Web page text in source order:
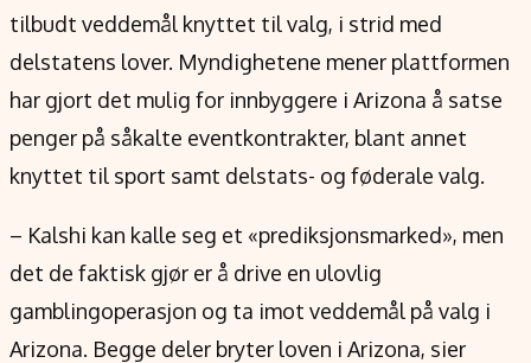
tilbudt veddemål knyttet til valg, i strid med
delstatens lover. Myndighetene mener plattformen
har gjort det mulig for innbyggere i Arizona å satse
penger på såkalte eventkontrakter, blant annet
knyttet til sport samt delstats- og føderale valg.
– Kalshi kan kalle seg et «prediksjonsmarked», men
det de faktisk gjør er å drive en ulovlig
gamblingoperasjon og ta imot veddemål på valg i
Arizona. Begge deler bryter loven i Arizona, sier